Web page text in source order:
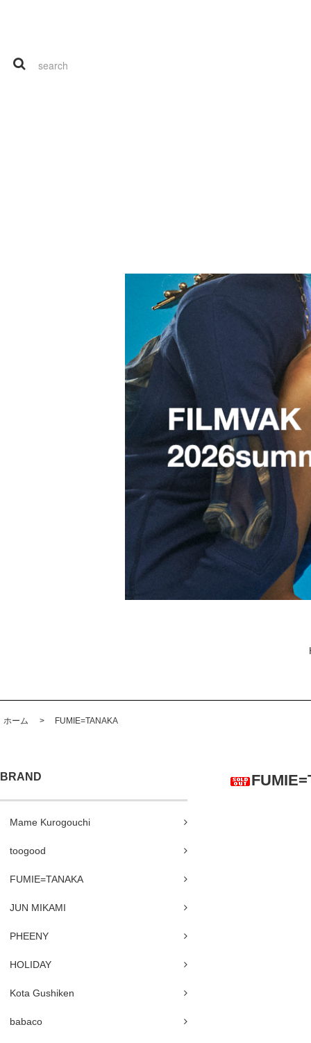
ホーム > FUMIE=TANAKA
BRAND
Mame Kurogouchi
toogood
FUMIE=TANAKA
JUN MIKAMI
PHEENY
HOLIDAY
Kota Gushiken
babaco